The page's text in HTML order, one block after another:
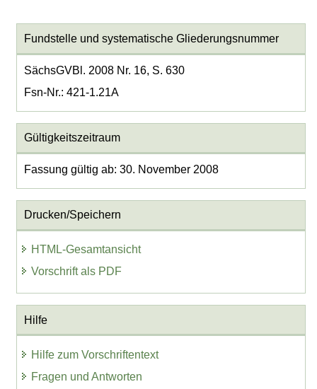
Fundstelle und systematische Gliederungsnummer
SächsGVBl. 2008 Nr. 16, S. 630
Fsn-Nr.: 421-1.21A
Gültigkeitszeitraum
Fassung gültig ab: 30. November 2008
Drucken/Speichern
HTML-Gesamtansicht
Vorschrift als PDF
Hilfe
Hilfe zum Vorschriftentext
Fragen und Antworten